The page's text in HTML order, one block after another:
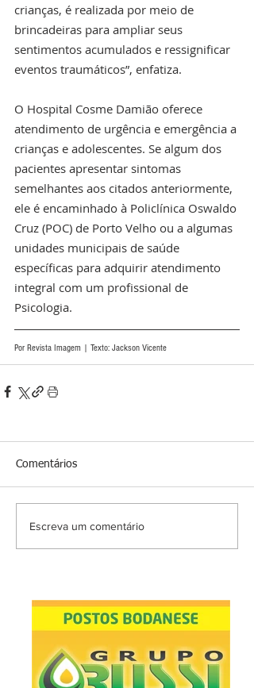
crianças, é realizada por meio de
brincadeiras para ampliar seus
sentimentos acumulados e ressignificar
eventos traumáticos”, enfatiza.
O Hospital Cosme Damião oferece
atendimento de urgência e emergência a
crianças e adolescentes. Se algum dos
pacientes apresentar sintomas
semelhantes aos citados anteriormente,
ele é encaminhado à Policlínica Oswaldo
Cruz (POC) de Porto Velho ou a algumas
unidades municipais de saúde
específicas para adquirir atendimento
integral com um profissional de
Psicologia.
Por Revista Imagem | Texto: Jackson Vicente
Comentários
Escreva um comentário